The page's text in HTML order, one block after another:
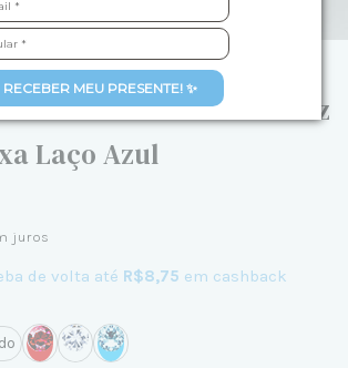
RECEBER MEU PRESENTE! ✨
Prata Cinco Ponto de Luz
Laço Azul
juros
de volta até R$8,75 em cashback